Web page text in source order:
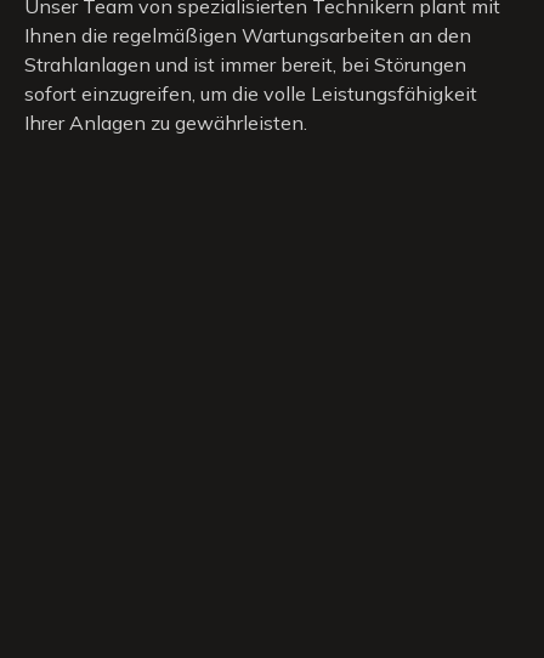
Unser Team von spezialisierten Technikern plant mit
Ihnen die regelmäßigen Wartungsarbeiten an den
Strahlanlagen und ist immer bereit, bei Störungen
sofort einzugreifen, um die volle Leistungsfähigkeit
Ihrer Anlagen zu gewährleisten.